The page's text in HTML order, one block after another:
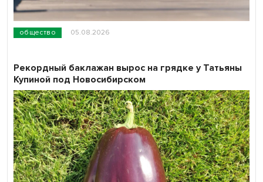
общество 05.08.2026
Рекордный баклажан вырос на грядке у Татьяны
Купиной под Новосибирском